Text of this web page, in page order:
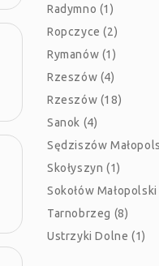
Radymno (1)
Ropczyce (2)
Rymanów (1)
Rzeszów (4)
Rzeszów (18)
Sanok (4)
Sędziszów
Skołyszyn (1)
Sokołów
Tarnobrzeg (8)
Ustrzyki Dolne (1)